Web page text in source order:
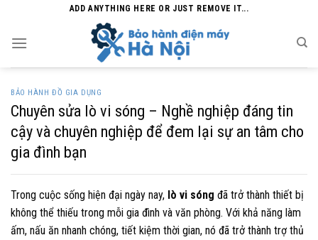
content
ADD ANYTHING HERE OR JUST REMOVE IT...
BẢO HÀNH ĐỒ GIA DỤNG
Chuyên sửa lò vi sóng – Nghề nghiệp đáng tin
cậy và chuyên nghiệp để đem lại sự an tâm cho
gia đình bạn
Trong cuộc sống hiện đại ngày nay, lò vi sóng đã trở thành thiết bị
không thể thiếu trong mỗi gia đình và văn phòng. Với khả năng làm
ấm, nấu ăn nhanh chóng, tiết kiệm thời gian, nó đã trở thành trợ thủ